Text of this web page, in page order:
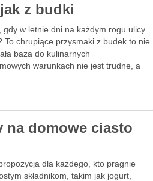
z budki
w letnie dni na każdym rogu ulicy
To chrupiące przysmaki z budek to nie
baza do kulinarnych
warunkach nie jest trudne, a
na domowe ciasto
dla każdego, kto pragnie
składnikom, takim jak jogurt,